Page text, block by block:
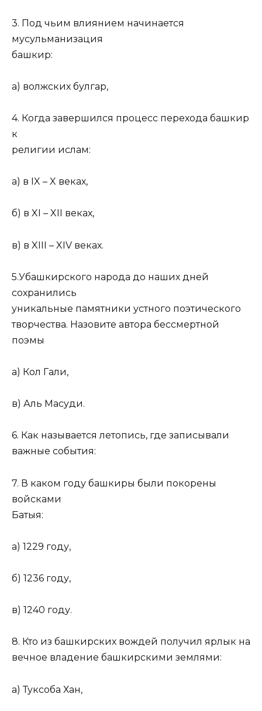
3. Под чьим влиянием начинается
мусульманизация
башкир:
а) волжских булгар,
4. Когда завершился процесс перехода башкир
к
религии ислам:
а) в IX – X веках,
б) в XI – XII веках,
в) в XIII – XIV веках.
5.Убашкирского народа до наших дней
сохранились
уникальные памятники устного поэтического
творчества. Назовите автора бессмертной
поэмы
а) Кол Гали,
в) Аль Масуди.
6. Как называется летопись, где записывали
важные события:
7. В каком году башкиры были покорены
войсками
Батыя:
а) 1229 году,
б) 1236 году,
в) 1240 году.
8. Кто из башкирских вождей получил ярлык на
вечное владение башкирскими землями:
а) Туксоба Хан,